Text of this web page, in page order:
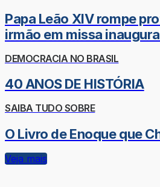
Papa Leão XIV rompe
irmão em missa
DEMOCRACIA NO BRASIL
40 ANOS DE HISTÓRIA
SAIBA TUDO SOBRE
O Livro de Enoque que
Veja mais